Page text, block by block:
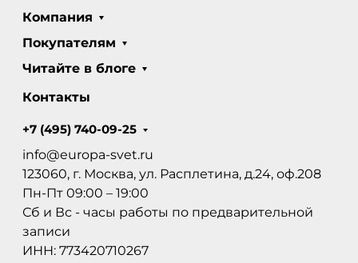
Компания
Покупателям
Читайте в блоге
Контакты
+7 (495) 740-09-25
info@europa-svet.ru
123060, г. Москва, ул. Расплетина, д.24, оф.208
Пн-Пт 09:00 – 19:00
Сб и Вс - часы работы по предварительной
записи
ИНН: 773420710267